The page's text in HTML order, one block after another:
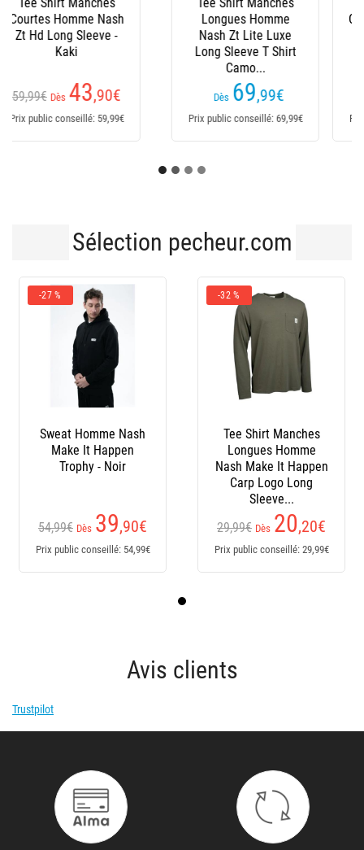
Courtes Homme Sonik
By Think Fishy Art -
Dès 34,99
Prix public conseillé: 34,99€
Longues Homme Hot
Spot Design Hooded
T-Shirt Ocean...
Dès 98
Prix public conseillé: 98€
Sélection pecheur.com
-27 %
Sweat Homme Nash
Make It Happen
Trophy - Noir
54,99€ Dès 39,90€
Prix public conseillé: 54,99€
-32 %
Tee Shirt Manches
Longues Homme
Nash Make It Happen
Carp Logo Long
Sleeve...
29,99€ Dès 20,20€
Prix public conseillé: 29,99€
Avis clients
Trustpilot